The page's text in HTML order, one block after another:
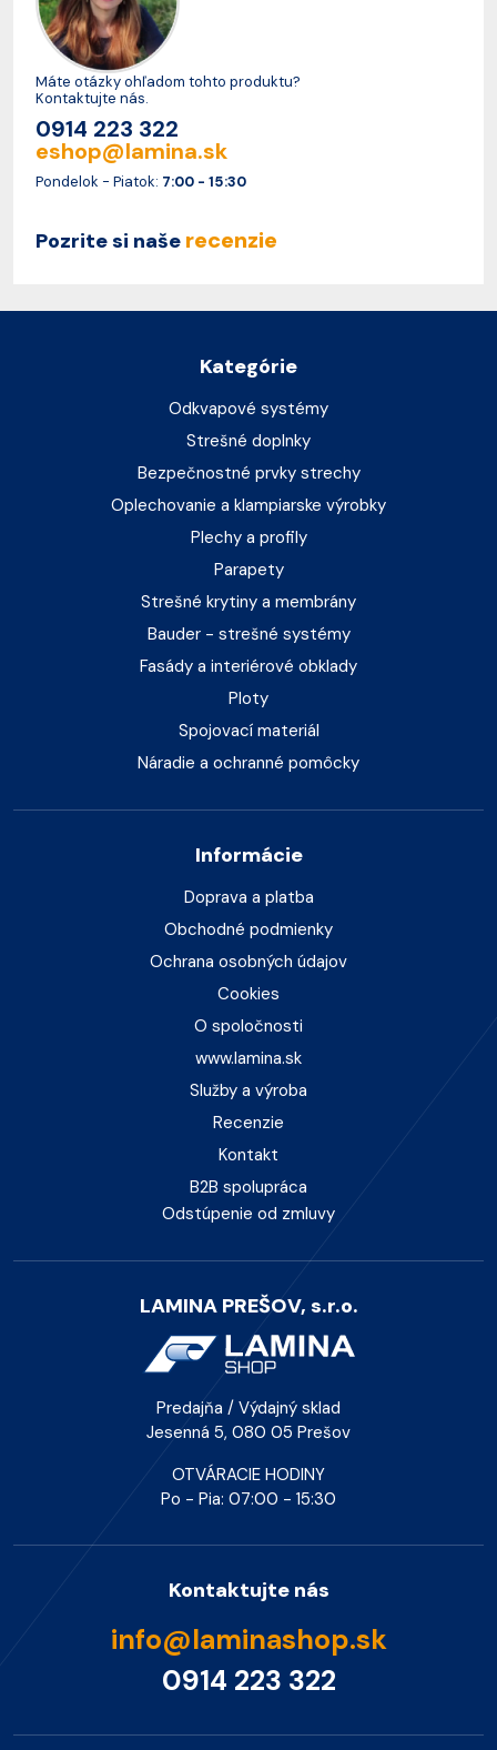
Máte otázky ohľadom tohto produktu?
Kontaktujte nás.
0914 223 322
eshop@lamina.sk
Pondelok - Piatok: 7:00 - 15:30
Pozrite si naše recenzie
Kategórie
Odkvapové systémy
Strešné doplnky
Bezpečnostné prvky strechy
Oplechovanie a klampiarske výrobky
Plechy a profily
Parapety
Strešné krytiny a membrány
Bauder - strešné systémy
Fasády a interiérové obklady
Ploty
Spojovací materiál
Náradie a ochranné pomôcky
Informácie
Doprava a platba
Obchodné podmienky
Ochrana osobných údajov
Cookies
O spoločnosti
www.lamina.sk
Služby a výroba
Recenzie
Kontakt
B2B spolupráca
Odstúpenie od zmluvy
LAMINA PREŠOV, s.r.o.
Predajňa / Výdajný sklad
Jesenná 5, 080 05 Prešov
OTVÁRACIE HODINY
Po - Pia: 07:00 - 15:30
Kontaktujte nás
info@laminashop.sk
0914 223 322